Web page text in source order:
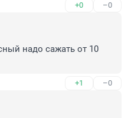
и это (причем, эти
порядки). Это –
власти, как силы
вы про выборы! Смеху
+0 –0
надо сажать от 10
+1 –0